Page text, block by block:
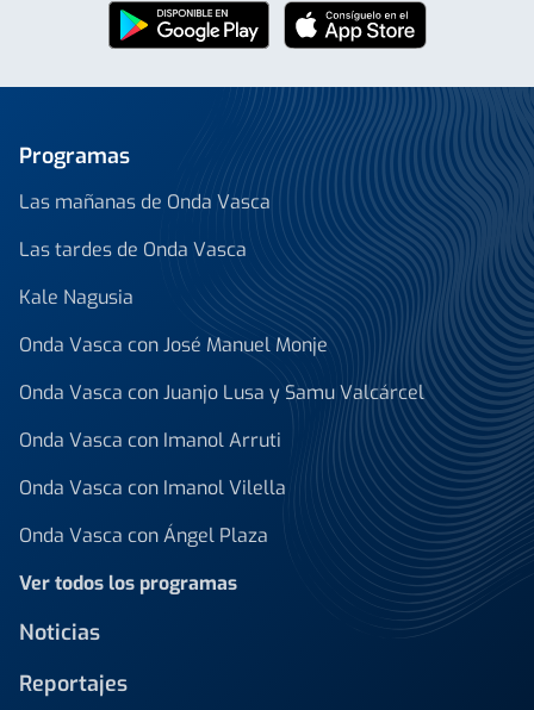
Programas
Las mañanas de Onda Vasca
Las tardes de Onda Vasca
Kale Nagusia
Onda Vasca con José Manuel Monje
Onda Vasca con Juanjo Lusa y Samu Valcárcel
Onda Vasca con Imanol Arruti
Onda Vasca con Imanol Vilella
Onda Vasca con Ángel Plaza
Ver todos los programas
Noticias
Reportajes